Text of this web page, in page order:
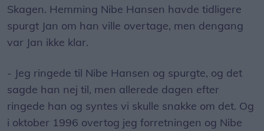
Skagen. Hemming Nibe Hansen havde tidligere
spurgt Jan om han ville overtage, men dengang
var Jan ikke klar.
- Jeg ringede til Nibe Hansen og spurgte, og det
sagde han nej til, men allerede dagen efter
ringede han og syntes vi skulle snakke om det. Og
i oktober 1996 overtog jeg forretningen og Nibe